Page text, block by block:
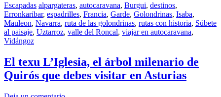
Escapadas alpargateras, autocaravana, Burgui, destinos,
Erronkaribar, espadrilles, Francia, Garde, Golondrinas, Isaba,
Mauleon, Navarra, ruta de las golondrinas, rutas con historia, Súbete
al paisaje, Uztarroz, valle del Roncal, viajar en autocaravana,
Vidángoz
El texu L’Iglesia, el árbol milenario de
Quirós que debes visitar en Asturias